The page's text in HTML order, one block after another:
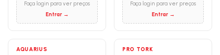
Faça login para ver preços
Entrar →
Faça login para ver preços
Entrar →
AQUARIUS PRO TORK